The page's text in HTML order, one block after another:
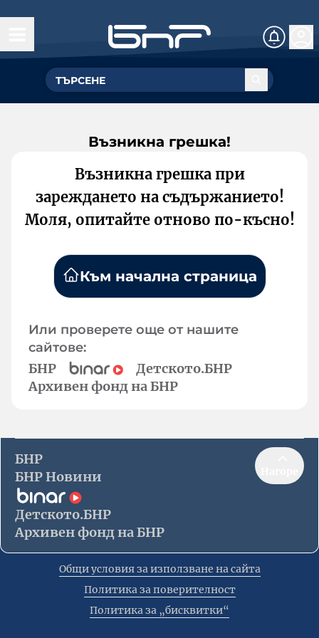
Възникна грешка!
Възникна грешка при
зареждането на съдържанието!
Моля, опитайте отново по-късно!
Към начална страница
Или проверете още от нашите
сайтове:
БНР
Детското.БНР
Архивен фонд на БНР
БНР
БНР Новини
Детското.БНР
Архивен фонд на БНР
Общи условия за използване на сайта
Политика за поверителност
Политика за „бисквитки“